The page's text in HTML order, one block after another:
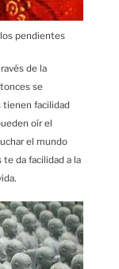
los pendientes
de la
se
tienen facilidad
oír el
el mundo
te da facilidad a la